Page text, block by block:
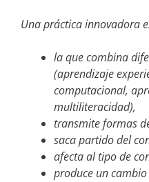
Una práctica innovadora
la que combina
(aprendizaje
computacional,
multiliteracidad),
transmite formas
saca partido del
afecta al tipo de
produce un